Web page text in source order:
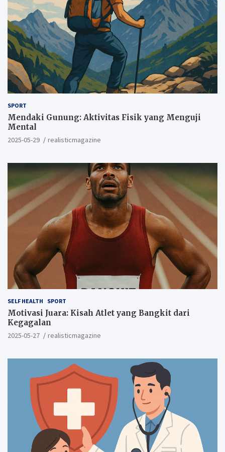
SPORT
Mendaki Gunung: Aktivitas Fisik yang Menguji
Mental
2025-05-29 realisticmagazine
SELF HEALTH SPORT
Motivasi Juara: Kisah Atlet yang Bangkit dari
Kegagalan
2025-05-27 realisticmagazine